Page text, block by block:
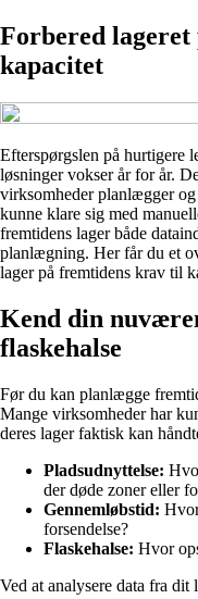
Forbered
kapacitet
Efterspørgslen på hurtigere
løsninger vokser år for år.
virksomheder planlægger
kunne klare sig med
fremtidens lager både
planlægning. Her får du et
lager på fremtidens krav til
Kend din
flaskehalse
Før du kan planlægge
Mange virksomheder har
deres lager faktisk kan
Pladsudnyttelse:
der døde zoner eller
Gennemløbstid:
forsendelse?
Flaskehalse: Hvor
Ved at analysere data fra